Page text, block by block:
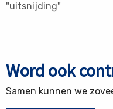
"uitsnijding"
Word ook
Samen kunnen we